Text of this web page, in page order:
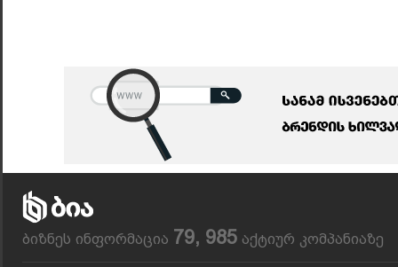
ბიზნეს ინფორმაცია 79, 985 აქტიურ კომპანიაზე